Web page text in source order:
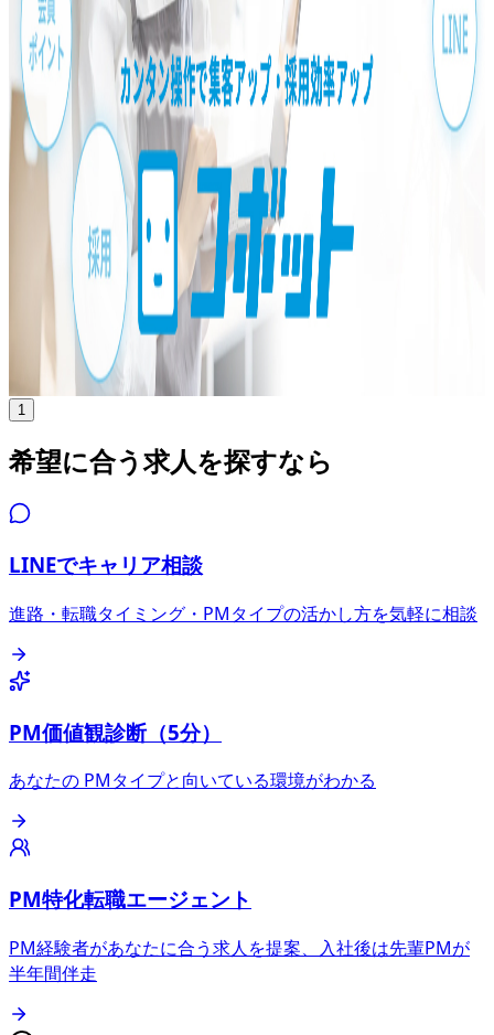
600万円〜1000万円
正社員
シニア
気になる
詳細を見る
1
希望に合う求人を探すなら
LINEでキャリア相談
進路・転職タイミング・PMタイプの活かし方を気軽に相談
PM価値観診断（5分）
あなたの PMタイプと向いている環境がわかる
PM特化転職エージェント
PM経験者があなたに合う求人を提案、入社後は先輩PMが
半年間伴走